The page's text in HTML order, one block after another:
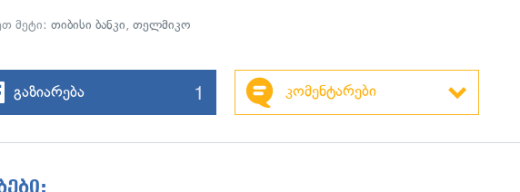
მეტი:თიბისი ბანკი,თელმიკო
გაზიარება 1 კომენტარები